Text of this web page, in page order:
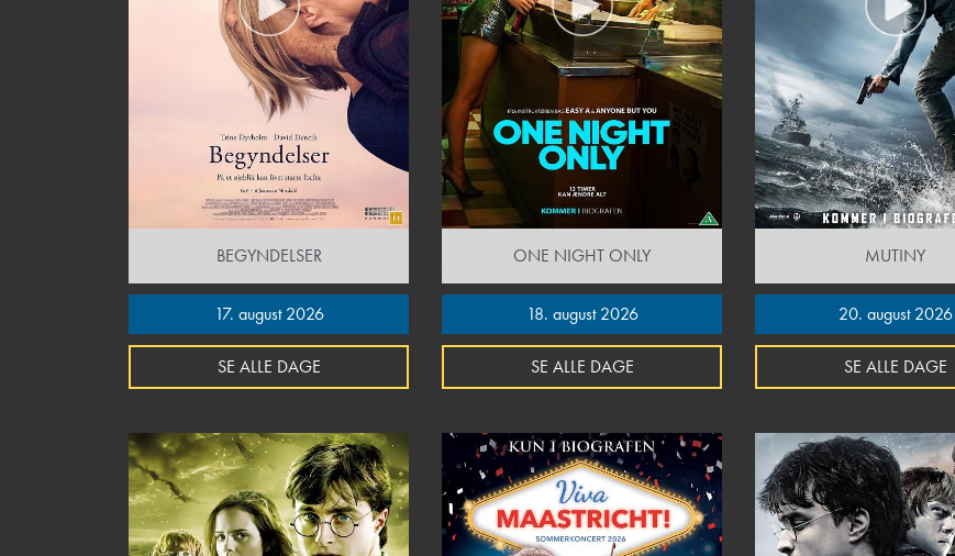
BEGYNDELSER
17. august 2026
SE ALLE DAGE
ONE NIGHT ONLY
18. august 2026
SE ALLE DAGE
MUTINY
20. august 2026
SE ALLE DAGE